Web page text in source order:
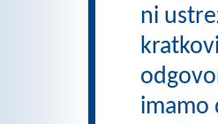
ni
imamo